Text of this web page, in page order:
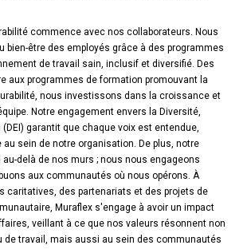
commence avec nos collaborateurs. Nous
bien-être des employés grâce à des programmes
de travail sain, inclusif et diversifié. Des
aux programmes de formation promouvant la
nous investissons dans la croissance et
Notre engagement envers la Diversité,
garantit que chaque voix est entendue,
sein de notre organisation. De plus, notre
delà de nos murs ; nous nous engageons
aux communautés où nous opérons. À
caritatives, des partenariats et des projets de
Muraflex s'engage à avoir un impact
veillant à ce que nos valeurs résonnent non
de travail, mais aussi au sein des communautés